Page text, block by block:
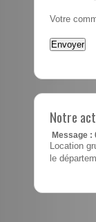
Votre
Notre
Message :
Location
le